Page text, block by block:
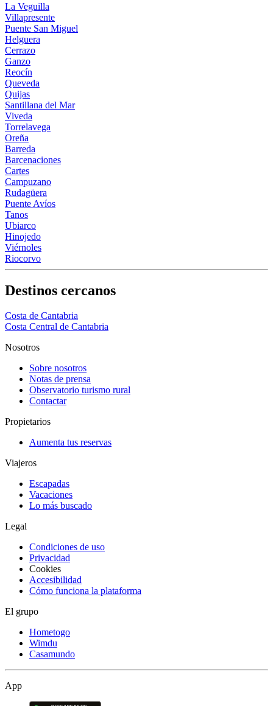
La Veguilla
Villapresente
Puente San Miguel
Helguera
Cerrazo
Ganzo
Reocín
Queveda
Quijas
Santillana del Mar
Viveda
Torrelavega
Oreña
Barreda
Barcenaciones
Cartes
Campuzano
Rudagüera
Puente Avíos
Tanos
Ubiarco
Hinojedo
Viérnoles
Riocorvo
Destinos cercanos
Costa de Cantabria
Costa Central de Cantabria
Nosotros
Sobre nosotros
Notas de prensa
Observatorio turismo rural
Contactar
Propietarios
Aumenta tus reservas
Viajeros
Escapadas
Vacaciones
Lo más buscado
Legal
Condiciones de uso
Privacidad
Cookies
Accesibilidad
Cómo funciona la plataforma
El grupo
Hometogo
Wimdu
Casamundo
App